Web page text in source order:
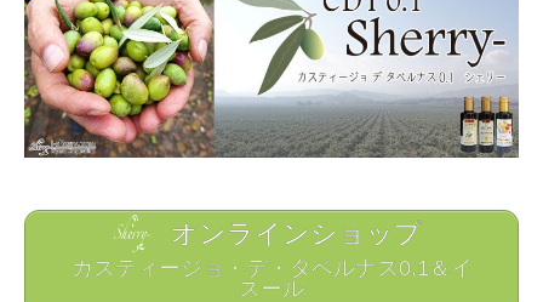
オンラインショップ
カスティージョ・デ・タベルナス0.1＆イ
スール